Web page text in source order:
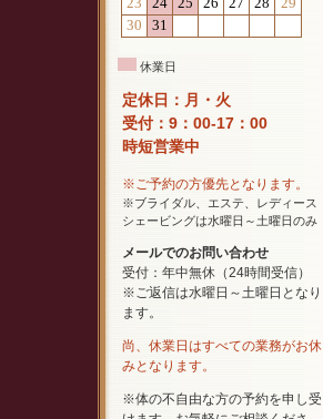
休業日
定休日：月・火
受付：9：00-17：00
時短営業中
※ご予約の方優先となります。
※ブライダル、エステ、レディース
シェービングは水曜日～土曜日のみ
メールでのお問い合わせ
受付：年中無休（24時間受信）
※ご返信は水曜日～土曜日となり
ます。
尚、休業日はすべての業務がお休
みとなります。
※体の不自由な方の予約を申し受